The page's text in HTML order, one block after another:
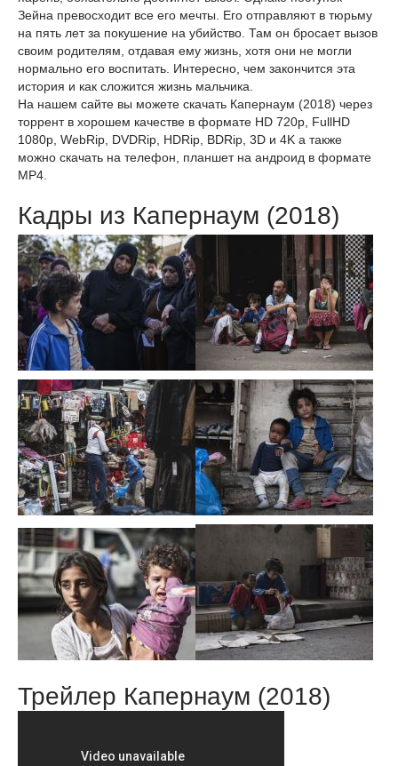
Зейна превосходит все его мечты. Его отправляют в тюрьму
на пять лет за покушение на убийство. Там он бросает вызов
своим родителям, отдавая ему жизнь, хотя они не могли
нормально его воспитать. Интересно, чем закончится эта
история и как сложится жизнь мальчика.
На нашем сайте вы можете скачать Капернаум (2018) через
торрент в хорошем качестве в формате HD 720p, FullHD
1080p, WebRip, DVDRip, HDRip, BDRip, 3D и 4K а также
можно скачать на телефон, планшет на андроид в формате
MP4.
Кадры из Капернаум (2018)
Трейлер Капернаум (2018)